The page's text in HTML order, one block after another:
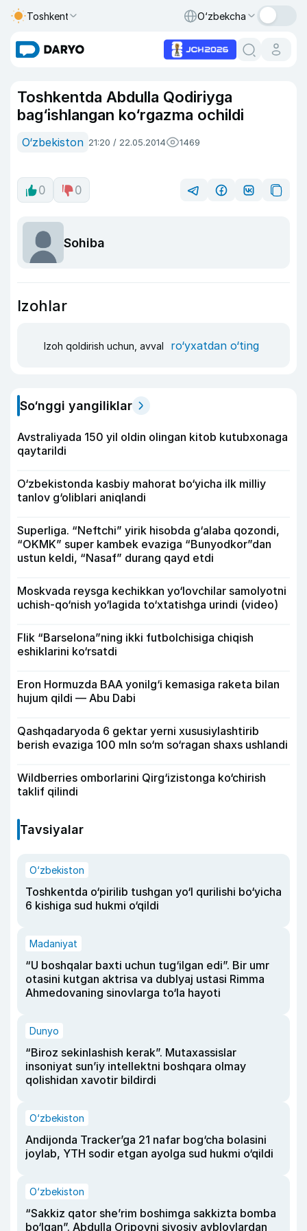
Toshkent O‘zbekcha
Toshkentda Abdulla Qodiriyga
bag‘ishlangan ko‘rgazma ochildi
O‘zbekiston 21:20 / 22.05.2014 1469
0 0
Sohiba
Izohlar
Izoh qoldirish uchun, avval ro‘yxatdan o‘ting
So‘nggi yangiliklar
Avstraliyada 150 yil oldin olingan kitob kutubxonaga
qaytarildi
O‘zbekistonda kasbiy mahorat bo‘yicha ilk milliy
tanlov g‘oliblari aniqlandi
Superliga. “Neftchi” yirik hisobda g‘alaba qozondi,
“OKMK” super kambek evaziga “Bunyodkor”dan
ustun keldi, “Nasaf” durang qayd etdi
Moskvada reysga kechikkan yo‘lovchilar samolyotni
uchish-qo‘nish yo‘lagida to‘xtatishga urindi (video)
Flik “Barselona”ning ikki futbolchisiga chiqish
eshiklarini ko‘rsatdi
Eron Hormuzda BAA yonilg‘i kemasiga raketa bilan
hujum qildi — Abu Dabi
Qashqadaryoda 6 gektar yerni xususiylashtirib
berish evaziga 100 mln so‘m so‘ragan shaxs ushlandi
Wildberries omborlarini Qirg‘izistonga ko‘chirish
taklif qilindi
Tavsiyalar
O‘zbekiston
Toshkentda o‘pirilib tushgan yo‘l qurilishi bo‘yicha
6 kishiga sud hukmi o‘qildi
Madaniyat
“U boshqalar baxti uchun tug‘ilgan edi”. Bir umr
otasini kutgan aktrisa va dublyaj ustasi Rimma
Ahmedovaning sinovlarga to‘la hayoti
Dunyo
“Biroz sekinlashish kerak”. Mutaxassislar
insoniyat sun’iy intellektni boshqara olmay
qolishidan xavotir bildirdi
O‘zbekiston
Andijonda Tracker’ga 21 nafar bog‘cha bolasini
joylab, YTH sodir etgan ayolga sud hukmi o‘qildi
O‘zbekiston
“Sakkiz qator she’rim boshimga sakkizta bomba
bo‘lgan”. Abdulla Oripovni siyosiy ayblovlardan